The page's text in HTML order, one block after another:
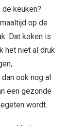
keuken?
op de
Dat koken is
het niet al druk
ook nog al
een gezonde
wordt.